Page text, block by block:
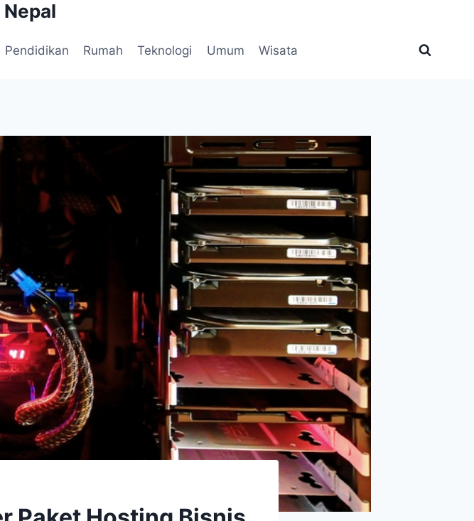
Pendidikan Rumah Teknologi Umum Wisata